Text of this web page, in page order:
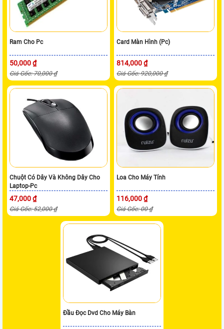
Ram Cho Pc
50,000 ₫
Giá Gốc: 70,000 ₫
Card Màn Hình (Pc)
814,000 ₫
Giá Gốc: 920,000 ₫
Chuột Có Dây Và Không Dây Cho
Laptop-Pc
47,000 ₫
Giá Gốc: 52,000 ₫
Loa Cho Máy Tính
116,000 ₫
Giá Gốc: 00 ₫
Đầu Đọc Dvd Cho Máy Bàn